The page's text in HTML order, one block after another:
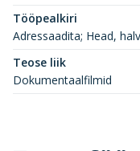
Tööpealkiri
Adressaadita; Head,
Teose liik
Dokumentaalfilmid